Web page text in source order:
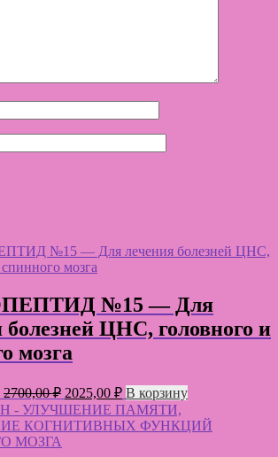
№15 — Для
болезней ЦНС, головного и
мозга
2700,00₽ Первоначальная
цена
составляла
2025,00 ₽Текущая
цена:
2025,00 ₽.
В корзину